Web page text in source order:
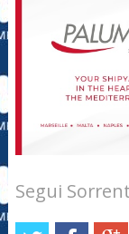
Segui